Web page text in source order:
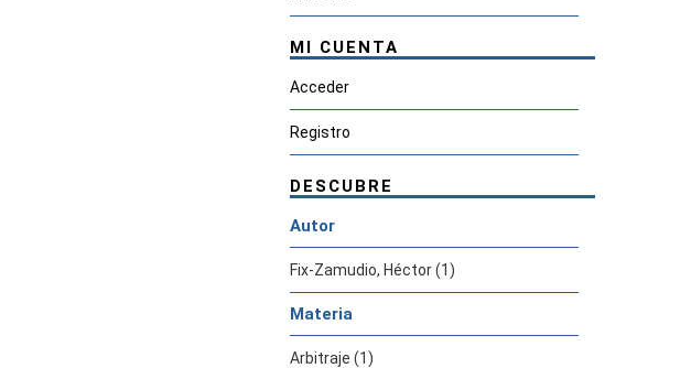
MI CUENTA
Acceder
Registro
DESCUBRE
Autor
Fix-Zamudio, Héctor (1)
Materia
Arbitraje (1)